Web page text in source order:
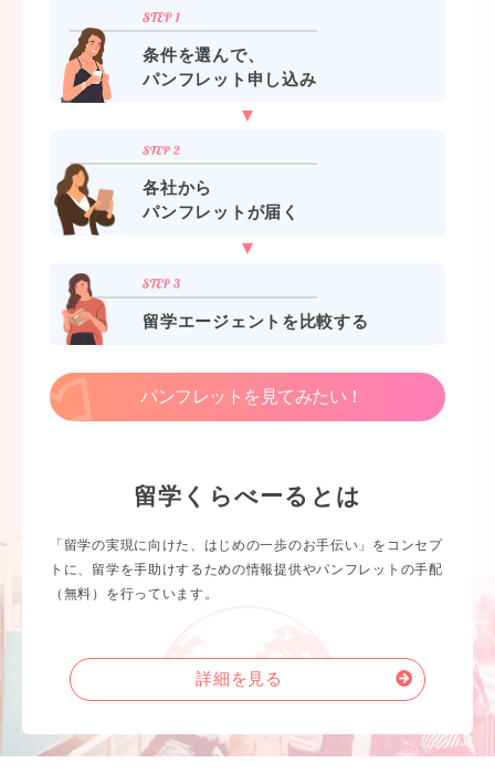
条件を選んで、
パンフレット申し込み
各社から
パンフレットが届く
留学エージェントを比較する
パンフレットを見てみたい！
留学くらべーるとは
「留学の実現に向けた、はじめの一歩のお手伝い」をコンセプ
トに、留学を手助けするための情報提供やパンフレットの手配
（無料）を行っています。
詳細を見る